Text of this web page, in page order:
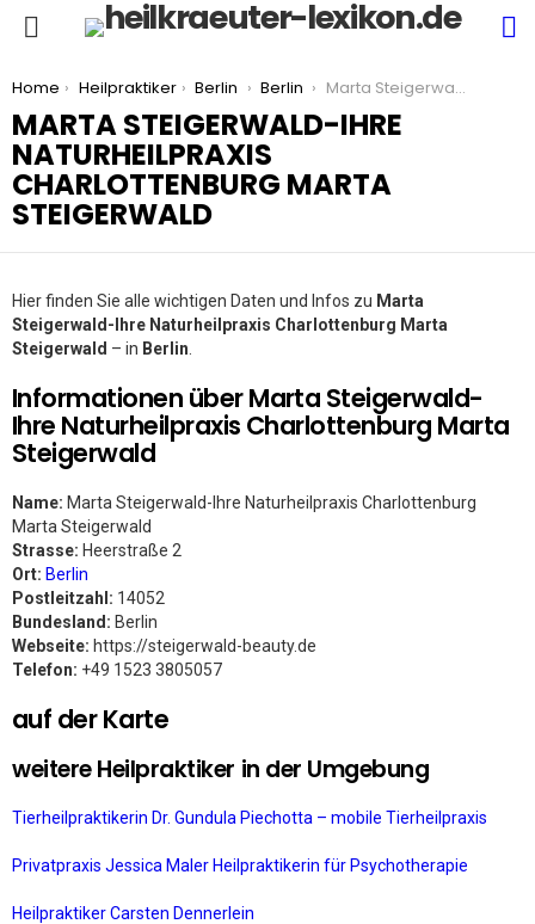
You are here:
Home Heilpraktiker Berlin Berlin Marta Steigerwald-Ihre Naturheilpraxis Charlottenburg Marta Steigerwald
MARTA STEIGERWALD-IHRE
NATURHEILPRAXIS
CHARLOTTENBURG MARTA
STEIGERWALD
Hier finden Sie alle wichtigen Daten und Infos zu Marta
Steigerwald-Ihre Naturheilpraxis Charlottenburg Marta
Steigerwald – in Berlin
Informationen über Marta Steigerwald-
Ihre Naturheilpraxis Charlottenburg Marta
Steigerwald
Name: Marta Steigerwald-Ihre Naturheilpraxis Charlottenburg
Marta Steigerwald
Strasse: Heerstraße 2
Ort: Berlin
Postleitzahl: 14052
Bundesland: Berlin
Webseite: https://steigerwald-beauty.de
Telefon: +49 1523 3805057
auf der Karte
weitere Heilpraktiker in der Umgebung
Tierheilpraktikerin Dr. Gundula Piechotta – mobile Tierheilpraxis
Privatpraxis Jessica Maler Heilpraktikerin für Psychotherapie
Heilpraktiker Carsten Dennerlein